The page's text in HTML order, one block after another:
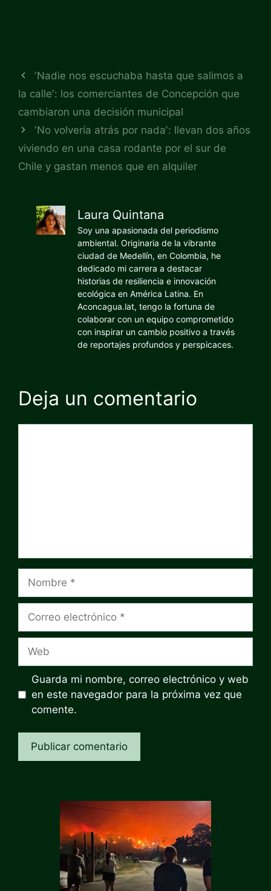
ʼNadie nos escuchaba hasta que salimos a
la calleʼ: los comerciantes de Concepción que
cambiaron una decisión municipal
ʼNo volvería atrás por nadaʼ: llevan dos años
viviendo en una casa rodante por el sur de
Chile y gastan menos que en alquiler
Laura Quintana
Soy una apasionada del periodismo
ambiental. Originaria de la vibrante
ciudad de Medellín, en Colombia, he
dedicado mi carrera a destacar
historias de resiliencia e innovación
ecológica en América Latina. En
Aconcagua.lat, tengo la fortuna de
colaborar con un equipo comprometido
con inspirar un cambio positivo a través
de reportajes profundos y perspicaces.
Deja un comentario
electrónico
Guarda mi nombre, correo electrónico y web
en este navegador para la próxima vez que
comente.